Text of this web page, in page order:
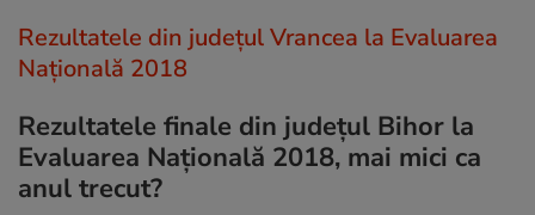
Rezultatele din județul Vrancea la Evaluarea
Națională 2018
Rezultatele finale din județul Bihor la
Evaluarea Națională 2018, mai mici ca
anul trecut?